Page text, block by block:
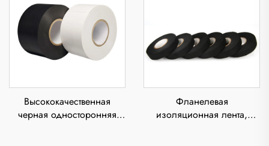
высокого напряжения для
Высококачественная
черная односторонняя
Фланелевая
изоляционная лента,